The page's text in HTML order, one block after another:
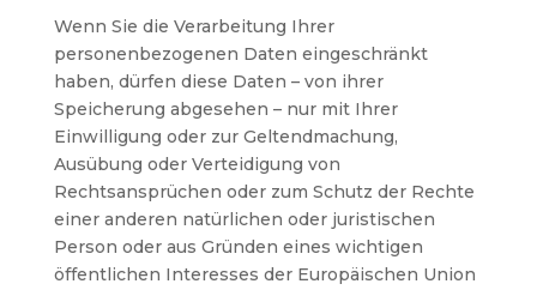
Wenn Sie die Verarbeitung Ihrer
personenbezogenen Daten eingeschränkt
haben, dürfen diese Daten – von ihrer
Speicherung abgesehen – nur mit Ihrer
Einwilligung oder zur Geltendmachung,
Ausübung oder Verteidigung von
Rechtsansprüchen oder zum Schutz der Rechte
einer anderen natürlichen oder juristischen
Person oder aus Gründen eines wichtigen
öffentlichen Interesses der Europäischen Union